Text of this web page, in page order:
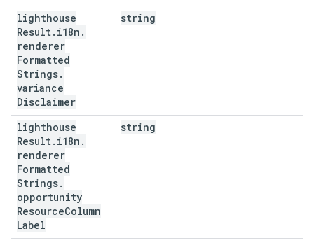
lighthouse
Result. i18n .
renderer
Formatted
Strings.
variance
Disclaimer
string
lighthouse
Result. i18n .
renderer
Formatted
Strings.
opportunity
ResourceColumn
Label
string